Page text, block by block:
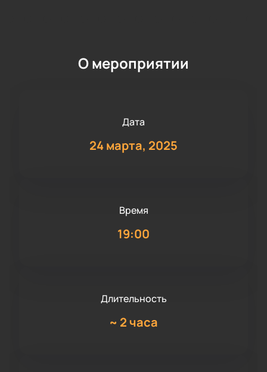
О мероприятии
Дата
24 марта, 2025
Время
19:00
Длительность
~ 2 часа